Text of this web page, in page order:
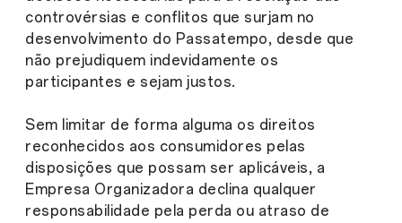
controvérsias e conflitos que surjam no
desenvolvimento do Passatempo, desde que
não prejudiquem indevidamente os
participantes e sejam justos.
Sem limitar de forma alguma os direitos
reconhecidos aos consumidores pelas
disposições que possam ser aplicáveis, a
Empresa Organizadora declina qualquer
responsabilidade pela perda ou atraso de